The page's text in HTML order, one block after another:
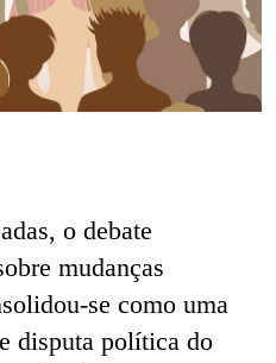
o debate
mudanças
se como uma
disputa política do